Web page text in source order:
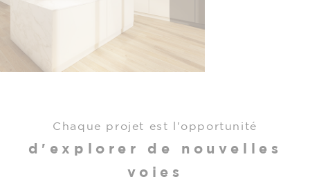
Chaque projet est l'opportunité
d'explorer de nouvelles
voies